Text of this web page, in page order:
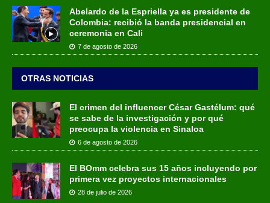
Abelardo de la Espriella ya es presidente de
Colombia: recibió la banda presidencial en
ceremonia en Cali
7 de agosto de 2026
OTRAS NOTICIAS
El crimen del influencer César Gastélum: qué
se sabe de la investigación y por qué
preocupa la violencia en Sinaloa
6 de agosto de 2026
El BOmm celebra sus 15 años incluyendo por
primera vez proyectos internacionales
28 de julio de 2026